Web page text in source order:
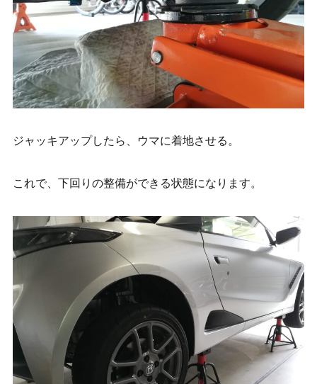
ジャッキアップしたら、ウマに着地させる。
これで、下回りの整備ができる状態になります。